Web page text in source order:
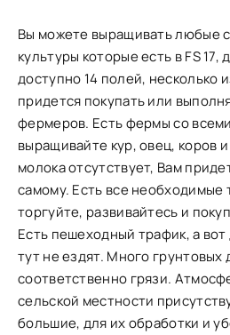
Вы можете выращивать любые
культуры которые есть в FS 17,
доступно 14 полей, несколько
придется покупать или
фермеров. Есть фермы со
выращивайте кур, овец, коров
молока отсутствует, Вам
самому. Есть все необходимые
торгуйте, развивайтесь и
Есть пешеходный трафик, а
тут не ездят. Много грунтовых
соответственно грязи.
сельской местности
большие, для их обработки и